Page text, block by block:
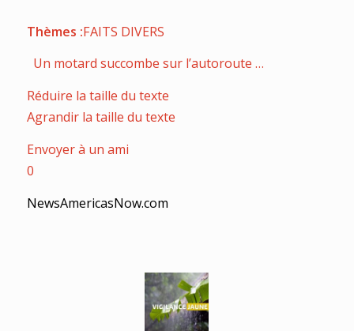
Thèmes :FAITS DIVERS
Un motard succombe sur l’autoroute …
Réduire la taille du texte
Agrandir la taille du texte
Envoyer à un ami
0
NewsAmericasNow.com